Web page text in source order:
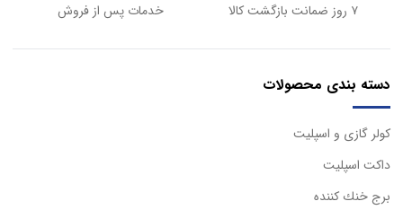
۷ روز ضمانت بازگشت کالا خدمات پس از فروش
دسته بندی محصولات
كولر گازی و اسپليت
داكت اسپليت
برج خنك كننده